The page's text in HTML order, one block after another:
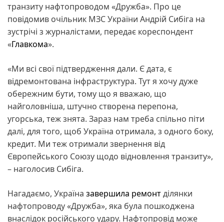
транзиту нафтопроводом «Дружба». Про це
повідомив очільник МЗС України Андрій Сибіга на
зустрічі з журналістами, передає кореспондент
«Главкома».
«Ми всі свої підтвердження дали. Є дата, є
відремонтована інфраструктура. Тут я хочу дуже
обережним бути, тому що я вважаю, що
найголовніша, штучно створена перепона,
угорська, теж знята. Зараз нам треба спільно піти
далі, для того, щоб Україна отримала, з одного боку,
кредит. Ми теж отримали звернення від
Європейського Союзу щодо відновлення транзиту»,
– наголосив Сибіга.
Нагадаємо, Україна завершила ремонтділянки
нафтопроводу «Дружба», яка була пошкоджена
внаслідок російського удару. Нафтопровід може